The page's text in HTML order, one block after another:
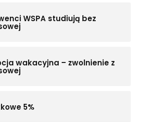
WSPA studiują bez
wakacyjna – zwolnienie z
5%